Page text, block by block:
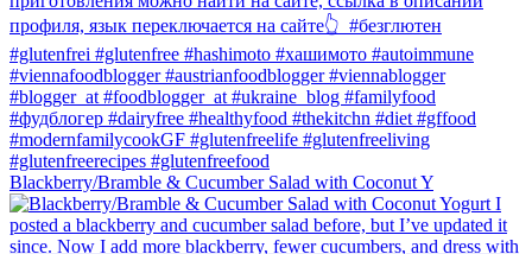
Blackberry/Bramble & Cucumber Salad with Coconut Y